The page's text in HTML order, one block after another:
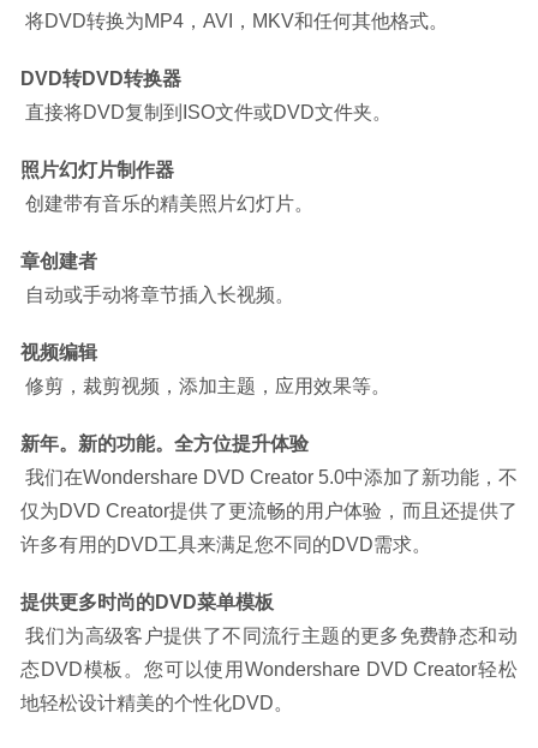
将DVD转换为MP4，AVI，MKV和任何其他格式。
DVD转DVD转换器
直接将DVD复制到ISO文件或DVD文件夹。
照片幻灯片制作器
创建带有音乐的精美照片幻灯片。
章创建者
自动或手动将章节插入长视频。
视频编辑
修剪，裁剪视频，添加主题，应用效果等。
新年。新的功能。全方位提升体验
仅为DVD Creator提供了更流畅的用户体验，而且还提供了
许多有用的DVD工具来满足您不同的DVD需求。
提供更多时尚的DVD菜单模板
我们为高级客户提供了不同流行主题的更多免费静态和动
态DVD模板。您可以使用Wondershare DVD Creator轻松
地轻松设计精美的个性化DVD。